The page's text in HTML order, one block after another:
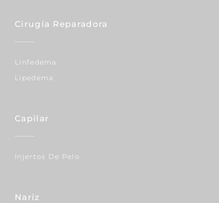
Cirugía Reparadora
Linfedema
Lipedema
Capilar
Injertos De Pelo
Nariz